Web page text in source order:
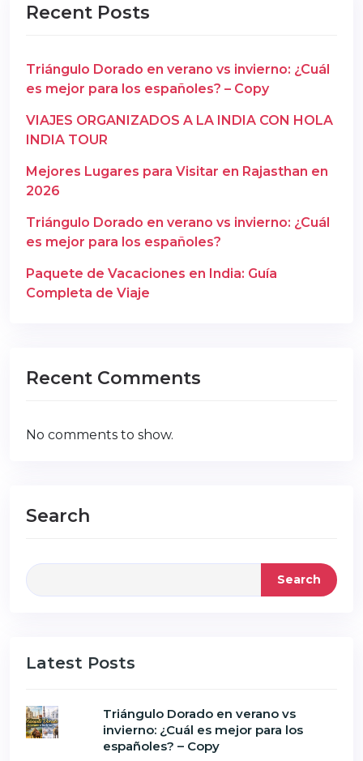
Recent Posts
Triángulo Dorado en verano vs invierno: ¿Cuál
es mejor para los españoles? – Copy
VIAJES ORGANIZADOS A LA INDIA CON HOLA
INDIA TOUR
Mejores Lugares para Visitar en Rajasthan en
2026
Triángulo Dorado en verano vs invierno: ¿Cuál
es mejor para los españoles?
Paquete de Vacaciones en India: Guía
Completa de Viaje
Recent Comments
No comments to show.
Search
Search
Latest Posts
Triángulo Dorado en verano vs
invierno: ¿Cuál es mejor para los
españoles? – Copy